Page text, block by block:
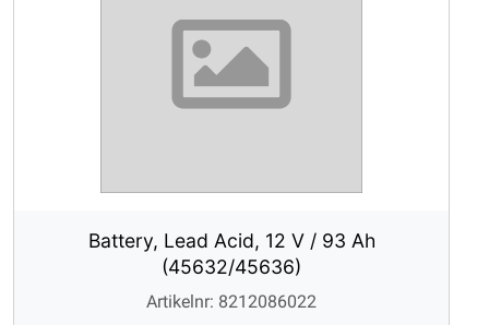
Battery, Lead Acid, 12 V / 93 Ah
(45632/45636)
Artikelnr: 8212086022